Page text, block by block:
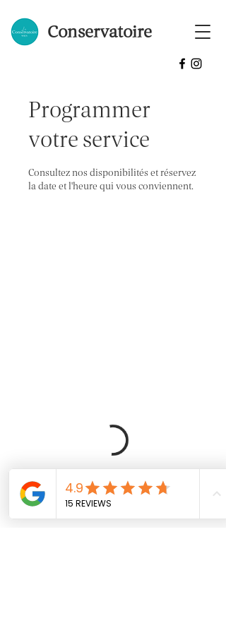
Conservatoire
Programmer
votre service
Consultez nos disponibilités et réservez
la date et l'heure qui vous conviennent.